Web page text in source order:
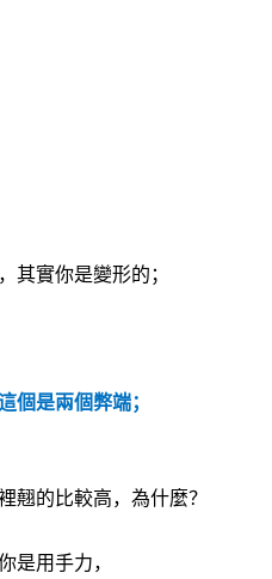
其實你是變形的；
個是兩個弊端；
翹的比較高，為什麼？
是用手力，